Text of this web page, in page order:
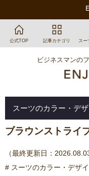
公式TOP 記事カテゴリ スー
ビジネスマンの
スーツのカラー・デ
ブラウンストライ
（最終更新日：
# スーツのカラー・デザ